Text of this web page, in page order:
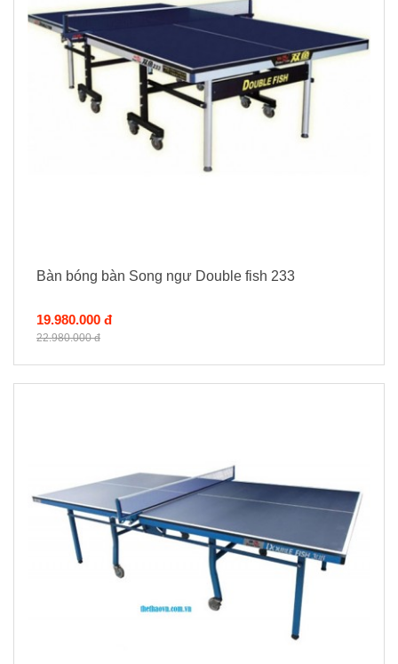
Bàn bóng bàn Song ngư Double fish 233
19.980.000 đ
22.980.000 đ